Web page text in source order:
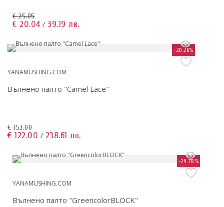
€ 25.05
€ 20.04 / 39.19 лв.
-20.26%
YANAMUSHING.COM
Вълнено палто "Camel Lace"
€ 153.00
€ 122.00 / 238.61 лв.
-29.78%
YANAMUSHING.COM
Вълнено палто "GreencolorBLOCK"